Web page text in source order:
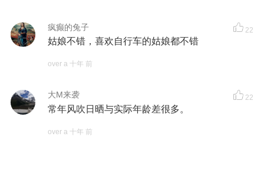
疯癫的兔子 22
姑娘不错，喜欢自行车的姑娘都不错
over a 十年 前
大M来袭 22
常年风吹日晒与实际年龄差很多。
over a 十年 前